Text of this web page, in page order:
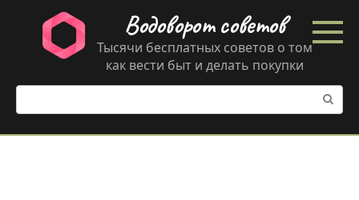
контенту
Водоворот советов
Тысячи бесплатных советов о том
как вести быт и делать покупки
Поиск: